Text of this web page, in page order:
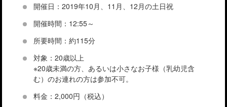
開催日：2019年10月、11月、12月の土日祝
開催時間：12:55～
所要時間：約115分
対象：20歳以上
※20歳未満の方、あるいは小さなお子様（乳幼児含
む）のお連れの方は参加不可。
料金：2,000円（税込）